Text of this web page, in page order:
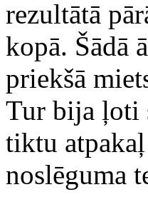
rezultātā
kopā. Šādā
priekšā
Tur bija ļoti
tiktu
noslēguma